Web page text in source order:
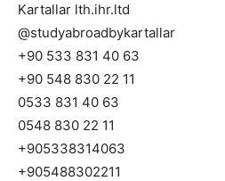
Kartallar lth.ihr.ltd
@studyabroadbykartallar
+90 533 831 40 63
+90 548 830 22 11
0533 831 40 63
0548 830 22 11
+905338314063
+905488302211